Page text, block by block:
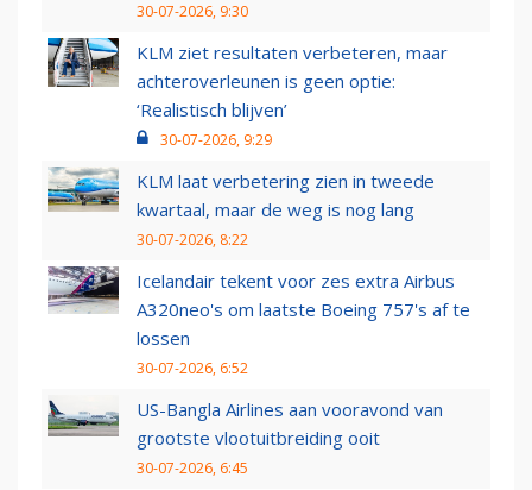
30-07-2026, 9:30
KLM ziet resultaten verbeteren, maar
achteroverleunen is geen optie:
‘Realistisch blijven’
30-07-2026, 9:29
KLM laat verbetering zien in tweede
kwartaal, maar de weg is nog lang
30-07-2026, 8:22
Icelandair tekent voor zes extra Airbus
A320neo's om laatste Boeing 757's af te
lossen
30-07-2026, 6:52
US-Bangla Airlines aan vooravond van
grootste vlootuitbreiding ooit
30-07-2026, 6:45